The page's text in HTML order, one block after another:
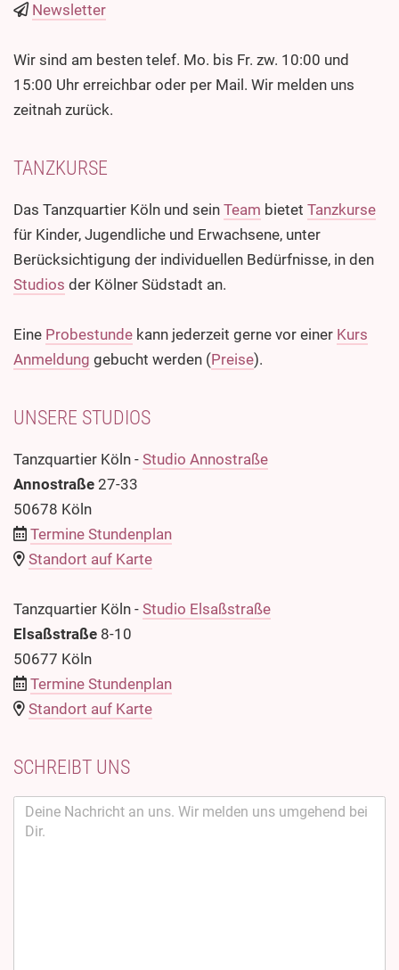
Newsletter
Wir sind am besten telef. Mo. bis Fr. zw. 10:00 und
15:00 Uhr erreichbar oder per Mail. Wir melden uns
zeitnah zurück.
TANZKURSE
Das Tanzquartier Köln und sein Team bietet Tanzkurse
für Kinder, Jugendliche und Erwachsene, unter
Berücksichtigung der individuellen Bedürfnisse, in den
Studios der Kölner Südstadt an.
Eine Probestunde kann jederzeit gerne vor einer Kurs
Anmeldung gebucht werden (Preise).
UNSERE STUDIOS
Tanzquartier Köln - Studio Annostraße
Annostraße 27-33
50678 Köln
Termine Stundenplan
Standort auf Karte
Tanzquartier Köln - Studio Elsaßstraße
Elsaßstraße 8-10
50677 Köln
Termine Stundenplan
Standort auf Karte
SCHREIBT UNS